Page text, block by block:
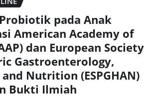
pada Anak
American Academy of
dan European Society
Gastroenterology,
Nutrition (ESPGHAN)
Bukti Ilmiah